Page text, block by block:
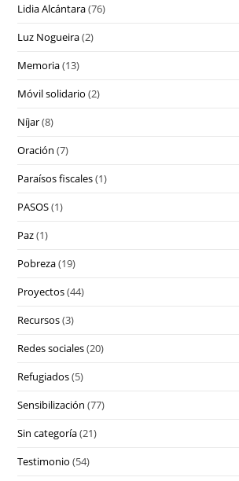
Lidia Alcántara(76)
Luz Nogueira(2)
Memoria(13)
Móvil solidario (2)
Níjar(8)
Oración (7)
Paraísos fiscales(1)
PASOS(1)
Paz(1)
Pobreza(19)
Proyectos(44)
Recursos(3)
Redes sociales(20)
Refugiados(5)
Sensibilización (77)
Sin categoría(21)
Testimonio (54)